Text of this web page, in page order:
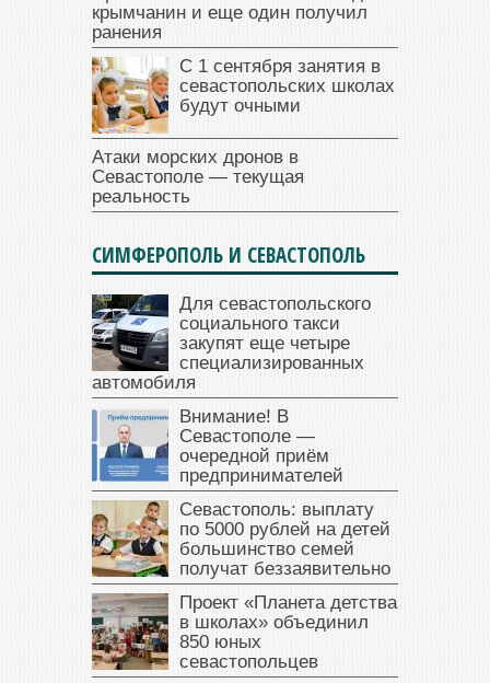
крымчанин и еще один получил
ранения
С 1 сентября занятия в
севастопольских школах
будут очными
Атаки морских дронов в
Севастополе — текущая
реальность
СИМФЕРОПОЛЬ И СЕВАСТОПОЛЬ
Для севастопольского
социального такси
закупят еще четыре
специализированных
автомобиля
Внимание! В
Севастополе —
очередной приём
предпринимателей
Севастополь: выплату
по 5000 рублей на детей
большинство семей
получат беззаявительно
Проект «Планета детства
в школах» объединил
850 юных
севастопольцев